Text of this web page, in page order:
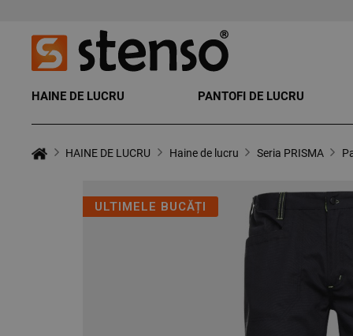
HAINE DE LUCRU PANTOFI DE LUCRU
HAINE DE LUCRU Haine de lucru Seria PRISMA
ULTIMELE BUCĂȚI